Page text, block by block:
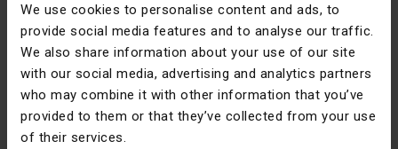
We use cookies to personalise content and ads, to
provide social media features and to analyse our traffic.
We also share information about your use of our site
with our social media, advertising and analytics partners
who may combine it with other information that you’ve
provided to them or that they’ve collected from your use
of their services.
оборудование нуждается в уходе и обслуживании.
То, что кажется просто еще одним дополнением к
Вашим эксплуатационным расходам, может
оказаться самой большой инвестицией, которую Вы
сделаете для своей работы.